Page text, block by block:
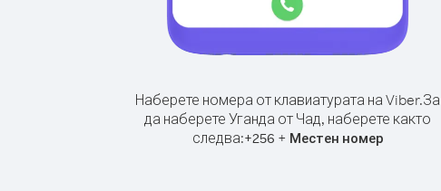
Наберете номера от клавиатурата на Viber.За
да наберете Уганда от Чад, наберете както
следва:+256 + Местен номер